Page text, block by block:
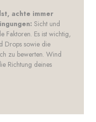
achte immer
Sicht und
Faktoren. Es ist wichtig,
Drops sowie die
zu bewerten. Wind
Richtung deines